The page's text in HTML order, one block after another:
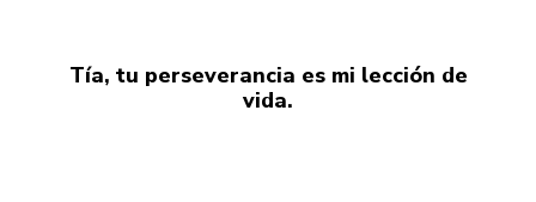
Tía, tu perseverancia es mi lección de
vida.